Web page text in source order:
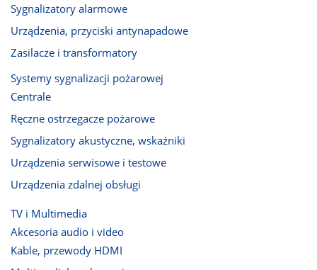
Sygnalizatory alarmowe
Urządzenia, przyciski antynapadowe
Zasilacze i transformatory
Systemy sygnalizacji pożarowej
Centrale
Ręczne ostrzegacze pożarowe
Sygnalizatory akustyczne, wskaźniki
Urządzenia serwisowe i testowe
Urządzenia zdalnej obsługi
TV i Multimedia
Akcesoria audio i video
Kable, przewody HDMI